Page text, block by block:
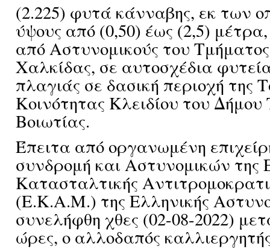
(2.225) φυτά κάνναβης, εκ των
ύψους από (0,50) έως (2,5)
από Αστυνομικούς του
Χαλκίδας, σε αυτοσχέδια
πλαγιάς σε δασική περιοχή της
Κοινότητας Κλειδίου του
Βοιωτίας.
Έπειτα από οργανωμένη
συνδρομή και Αστυνομικών της
Κατασταλτικής
(Ε.Κ.Α.Μ.) της Ελληνικής
συνελήφθη χθες (02-08-2022)
ώρες, ο αλλοδαπός